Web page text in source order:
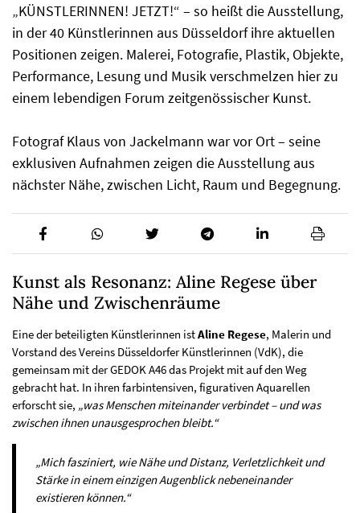
„KÜNSTLERINNEN! JETZT!“ – so heißt die Ausstellung,
in der 40 Künstlerinnen aus Düsseldorf ihre aktuellen
Positionen zeigen. Malerei, Fotografie, Plastik, Objekte,
Performance, Lesung und Musik verschmelzen hier zu
einem lebendigen Forum zeitgenössischer Kunst.
Fotograf Klaus von Jackelmann war vor Ort – seine
exklusiven Aufnahmen zeigen die Ausstellung aus
nächster Nähe, zwischen Licht, Raum und Begegnung.
Kunst als Resonanz: Aline Regese über
Nähe und Zwischenräume
Eine der beteiligten Künstlerinnen istAline Regese, Malerin und
Vorstand des Vereins Düsseldorfer Künstlerinnen (VdK), die
gemeinsam mit der GEDOK A46 das Projekt mit auf den Weg
gebracht hat. In ihren farbintensiven, figurativen Aquarellen
erforscht sie, „was Menschen miteinander verbindet – und was
zwischen ihnen unausgesprochen bleibt.“
„Mich fasziniert, wie Nähe und Distanz, Verletzlichkeit und
Stärke in einem einzigen Augenblick nebeneinander
existieren können.“